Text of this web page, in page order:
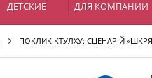
ДЕТСКИЕ ДЛЯ КОМПАНИИ
ПОКЛИК КТУЛХУ: СЦЕНАРІЙ